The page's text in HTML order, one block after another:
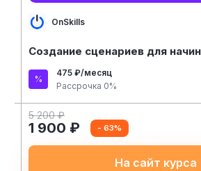
OnSkills
Создание сценариев для
475 ₽/месяц
Рассрочка 0%
5 200 ₽
1 900 ₽ - 63%
На сайт курса